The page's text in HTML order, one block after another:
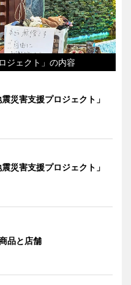
ジェクト」の内容
災害支援プロジェクト」
災害支援プロジェクト」
品と店舗